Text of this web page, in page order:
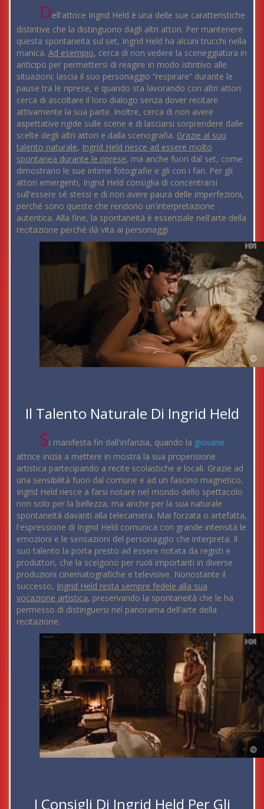
Dell'attrice Ingrid Held è una delle sue caratteristiche
distintive che la distinguono dagli altri attori. Per mantenere
questa spontaneità sul set, Ingrid Held ha alcuni trucchi nella
manica. Ad esempio, cerca di non vedere la sceneggiatura in
anticipo per permettersi di reagire in modo istintivo alle
situazioni; lascia il suo personaggio “respirare” durante le
pause tra le riprese, e quando sta lavorando con altri attori
cerca di ascoltare il loro dialogo senza dover recitare
attivamente la sua parte. Inoltre, cerca di non avere
aspettative rigide sulle scene e di lasciarsi sorprendere dalle
scelte degli altri attori e dalla scenografia. Grazie al suo
talento naturale, Ingrid Held riesce ad essere molto
spontanea durante le riprese, ma anche fuori dal set, come
dimostrano le sue intime fotografie e gli con i fan. Per gli
attori emergenti, Ingrid Held consiglia di concentrarsi
sull'essere sé stessi e di non avere paura delle imperfezioni,
perché sono queste che rendono un'interpretazione
autentica. Alla fine, la spontaneità è essenziale nell'arte della
recitazione perché dà vita ai personaggi.
Il Talento Naturale Di Ingrid Held
Si manifesta fin dall'infanzia, quando la giovane
attrice inizia a mettere in mostra la sua propensione
artistica partecipando a recite scolastiche e locali. Grazie ad
una sensibilità fuori dal comune e ad un fascino magnetico,
Ingrid Held riesce a farsi notare nel mondo dello spettacolo
non solo per la bellezza, ma anche per la sua naturale
spontaneità davanti alla telecamera. Mai forzata o artefatta,
l'espressione di Ingrid Held comunica con grande intensità le
emozioni e le sensazioni del personaggio che interpreta. Il
suo talento la porta presto ad essere notata da registi e
produttori, che la scelgono per ruoli importanti in diverse
produzioni cinematografiche e televisive. Nonostante il
successo, Ingrid Held resta sempre fedele alla sua
vocazione artistica, preservando la spontaneità che le ha
permesso di distinguersi nel panorama dell'arte della
recitazione.
I Consigli Di Ingrid Held Per Gli